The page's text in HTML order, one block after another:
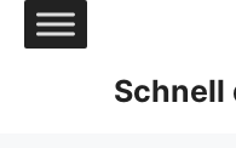
Zum
Inhalt
Schnell